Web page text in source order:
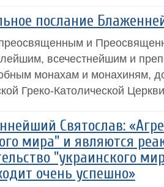
послание
и
всечестнейшим и
монахам и монахиням,
Греко-Католической
Святослав:
мира" и являются
"украинского
очень успешно»